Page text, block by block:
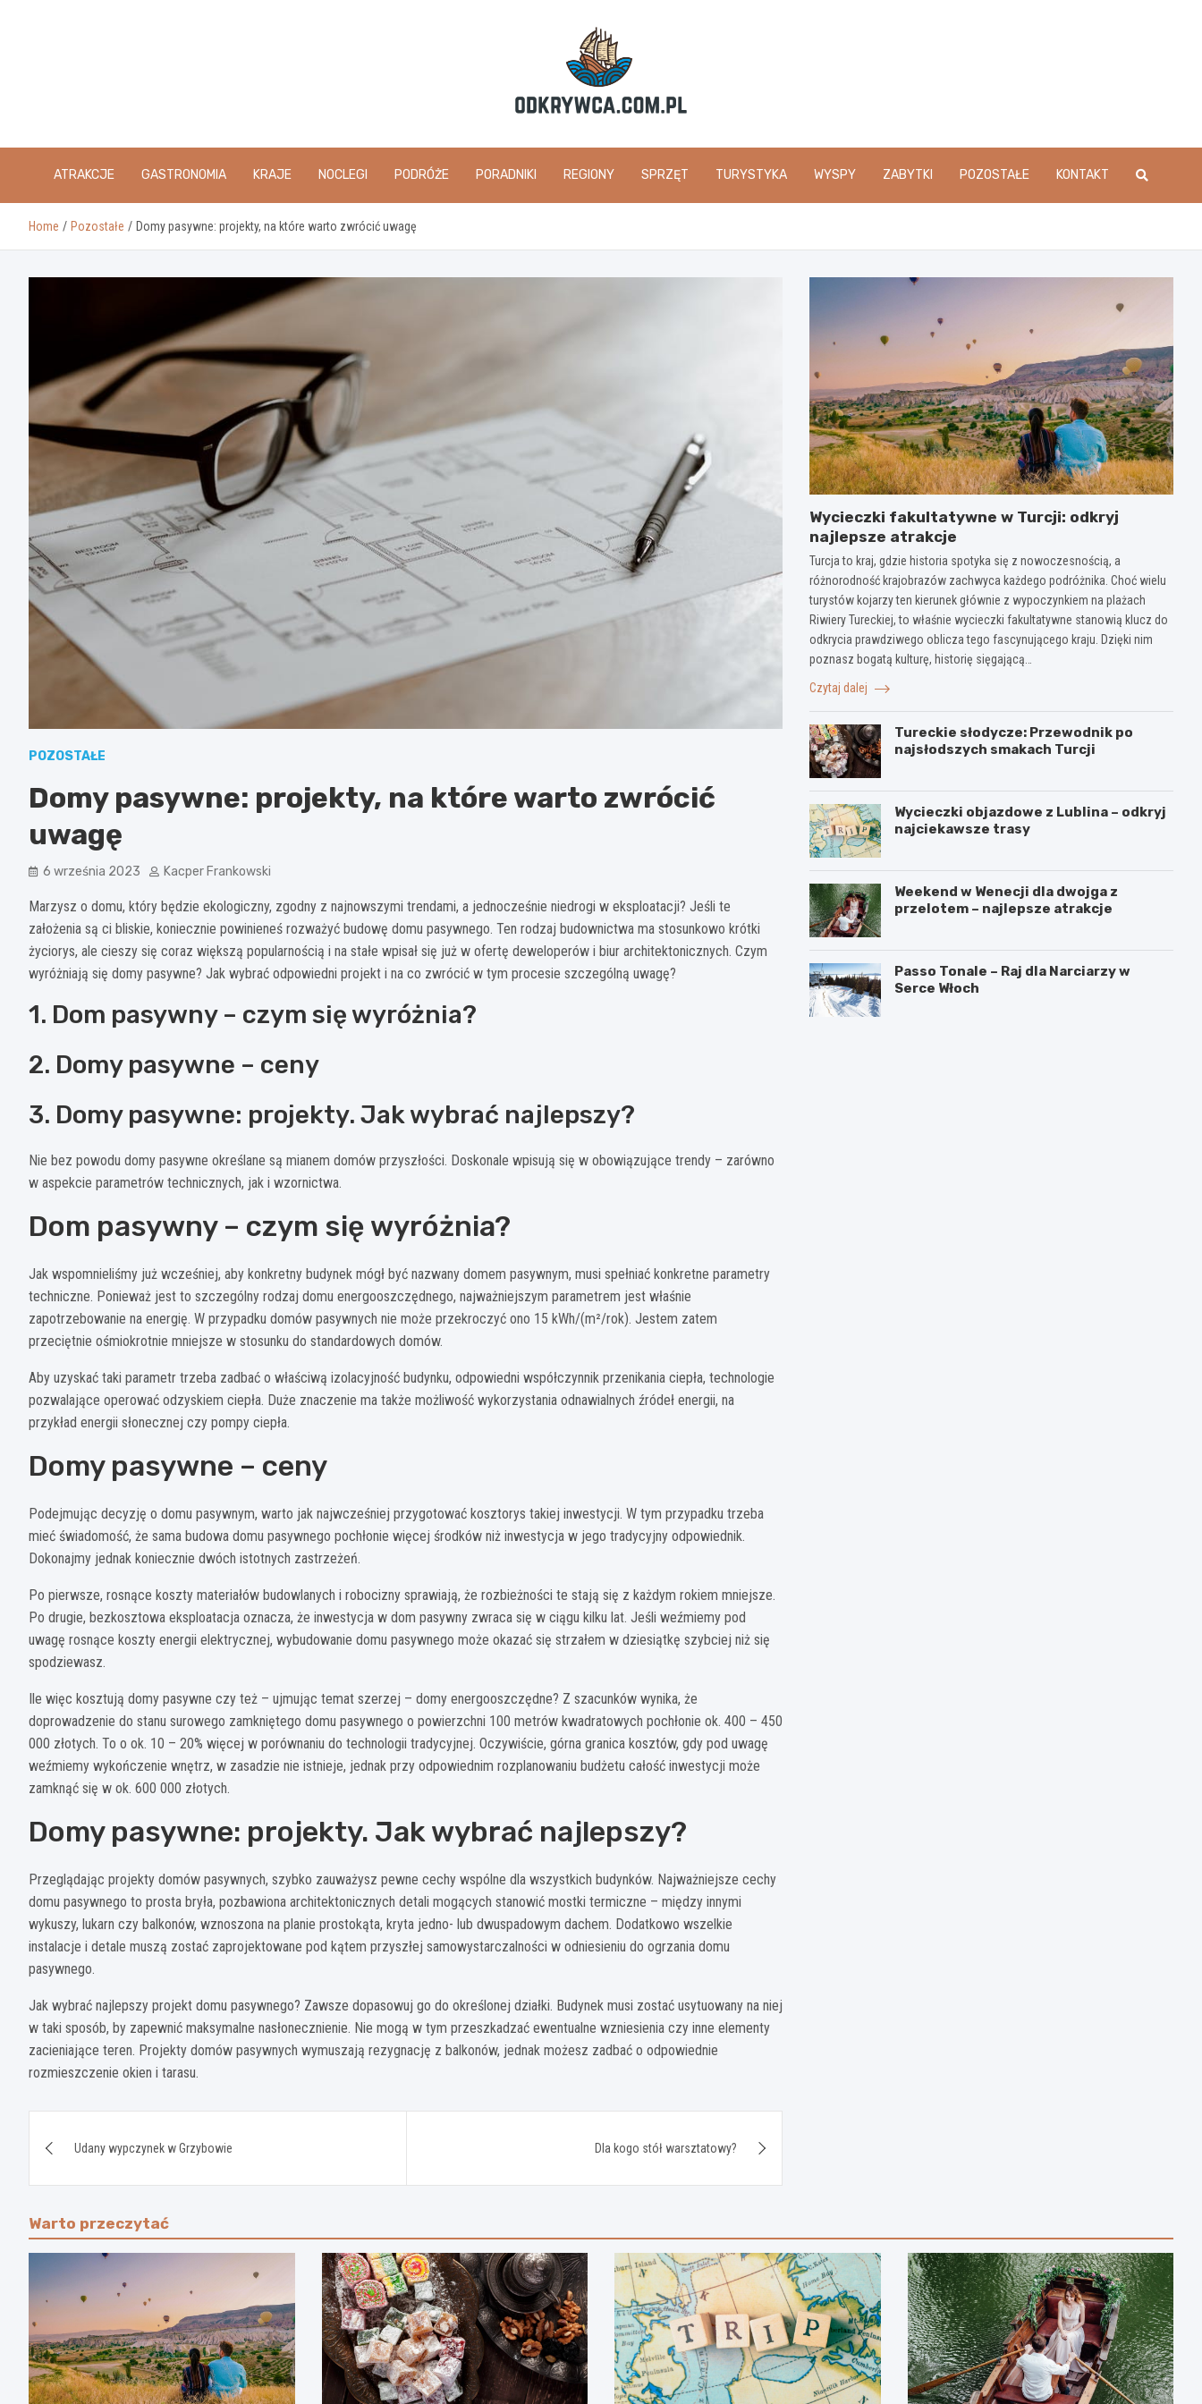
ATRAKCJE GASTRONOMIA KRAJE NOCLEGI PODRÓŻE PORADNIKI REGIONY SPRZĘT TURYSTYKA WYSPY ZABYTKI POZOSTAŁE KONTAKT
Home Pozostałe Domy pasywne: projekty, na które warto zwrócić uwagę
POZOSTAŁE
Domy pasywne: projekty, na które warto zwrócić
uwagę
6 września 2023 Kacper Frankowski
Marzysz o domu, który będzie ekologiczny, zgodny z najnowszymi trendami, a jednocześnie niedrogi w eksploatacji? Jeśli te
założenia są ci bliskie, koniecznie powinieneś rozważyć budowę domu pasywnego. Ten rodzaj budownictwa ma stosunkowo krótki
życiorys, ale cieszy się coraz większą popularnością i na stałe wpisał się już w ofertę deweloperów i biur architektonicznych. Czym
wyróżniają się domy pasywne? Jak wybrać odpowiedni projekt i na co zwrócić w tym procesie szczególną uwagę?
1. Dom pasywny – czym się wyróżnia?
2. Domy pasywne – ceny
3. Domy pasywne: projekty. Jak wybrać najlepszy?
Nie bez powodu domy pasywne określane są mianem domów przyszłości. Doskonale wpisują się w obowiązujące trendy – zarówno
w aspekcie parametrów technicznych, jak i wzornictwa.
Dom pasywny – czym się wyróżnia?
Jak wspomnieliśmy już wcześniej, aby konkretny budynek mógł być nazwany domem pasywnym, musi spełniać konkretne parametry
techniczne. Ponieważ jest to szczególny rodzaj domu energooszczędnego, najważniejszym parametrem jest właśnie
zapotrzebowanie na energię. W przypadku domów pasywnych nie może przekroczyć ono 15 kWh/(m²/rok). Jestem zatem
przeciętnie ośmiokrotnie mniejsze w stosunku do standardowych domów.
Aby uzyskać taki parametr trzeba zadbać o właściwą izolacyjność budynku, odpowiedni współczynnik przenikania ciepła, technologie
pozwalające operować odzyskiem ciepła. Duże znaczenie ma także możliwość wykorzystania odnawialnych źródeł energii, na
przykład energii słonecznej czy pompy ciepła.
Domy pasywne – ceny
Podejmując decyzję o domu pasywnym, warto jak najwcześniej przygotować kosztorys takiej inwestycji. W tym przypadku trzeba
mieć świadomość, że sama budowa domu pasywnego pochłonie więcej środków niż inwestycja w jego tradycyjny odpowiednik.
Dokonajmy jednak koniecznie dwóch istotnych zastrzeżeń.
Po pierwsze, rosnące koszty materiałów budowlanych i robocizny sprawiają, że rozbieżności te stają się z każdym rokiem mniejsze.
Po drugie, bezkosztowa eksploatacja oznacza, że inwestycja w dom pasywny zwraca się w ciągu kilku lat. Jeśli weźmiemy pod
uwagę rosnące koszty energii elektrycznej, wybudowanie domu pasywnego może okazać się strzałem w dziesiątkę szybciej niż się
spodziewasz.
Ile więc kosztują domy pasywne czy też – ujmując temat szerzej – domy energooszczędne? Z szacunków wynika, że
doprowadzenie do stanu surowego zamkniętego domu pasywnego o powierzchni 100 metrów kwadratowych pochłonie ok. 400 – 450
000 złotych. To o ok. 10 – 20% więcej w porównaniu do technologii tradycyjnej. Oczywiście, górna granica kosztów, gdy pod uwagę
weźmiemy wykończenie wnętrz, w zasadzie nie istnieje, jednak przy odpowiednim rozplanowaniu budżetu całość inwestycji może
zamknąć się w ok. 600 000 złotych.
Domy pasywne: projekty. Jak wybrać najlepszy?
Przeglądając projekty domów pasywnych, szybko zauważysz pewne cechy wspólne dla wszystkich budynków. Najważniejsze cechy
domu pasywnego to prosta bryła, pozbawiona architektonicznych detali mogących stanowić mostki termiczne – między innymi
wykuszy, lukarn czy balkonów, wznoszona na planie prostokąta, kryta jedno- lub dwuspadowym dachem. Dodatkowo wszelkie
instalacje i detale muszą zostać zaprojektowane pod kątem przyszłej samowystarczalności w odniesieniu do ogrzania domu
pasywnego.
Jak wybrać najlepszy projekt domu pasywnego? Zawsze dopasowuj go do określonej działki. Budynek musi zostać usytuowany na niej
w taki sposób, by zapewnić maksymalne nasłonecznienie. Nie mogą w tym przeszkadzać ewentualne wzniesienia czy inne elementy
zacieniające teren. Projekty domów pasywnych wymuszają rezygnację z balkonów, jednak możesz zadbać o odpowiednie
rozmieszczenie okien i tarasu.
wpisuUdany wypczynek w Grzybowie Dla kogo stół warsztatowy?
Wycieczki fakultatywne w Turcji: odkryj
najlepsze atrakcje
Turcja to kraj, gdzie historia spotyka się z nowoczesnością, a
różnorodność krajobrazów zachwyca każdego podróżnika. Choć wielu
turystów kojarzy ten kierunek głównie z wypoczynkiem na plażach
Riwiery Tureckiej, to właśnie wycieczki fakultatywne stanowią klucz do
odkrycia prawdziwego oblicza tego fascynującego kraju. Dzięki nim
poznasz bogatą kulturę, historię sięgającą…
Czytaj dalej
Tureckie słodycze: Przewodnik po
najsłodszych smakach Turcji
Wycieczki objazdowe z Lublina – odkryj
najciekawsze trasy
Weekend w Wenecji dla dwojga z
przelotem – najlepsze atrakcje
Passo Tonale – Raj dla Narciarzy w
Serce Włoch
Warto przeczytać